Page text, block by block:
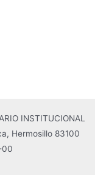
INSTITUCIONAL
Hermosillo 83100
00